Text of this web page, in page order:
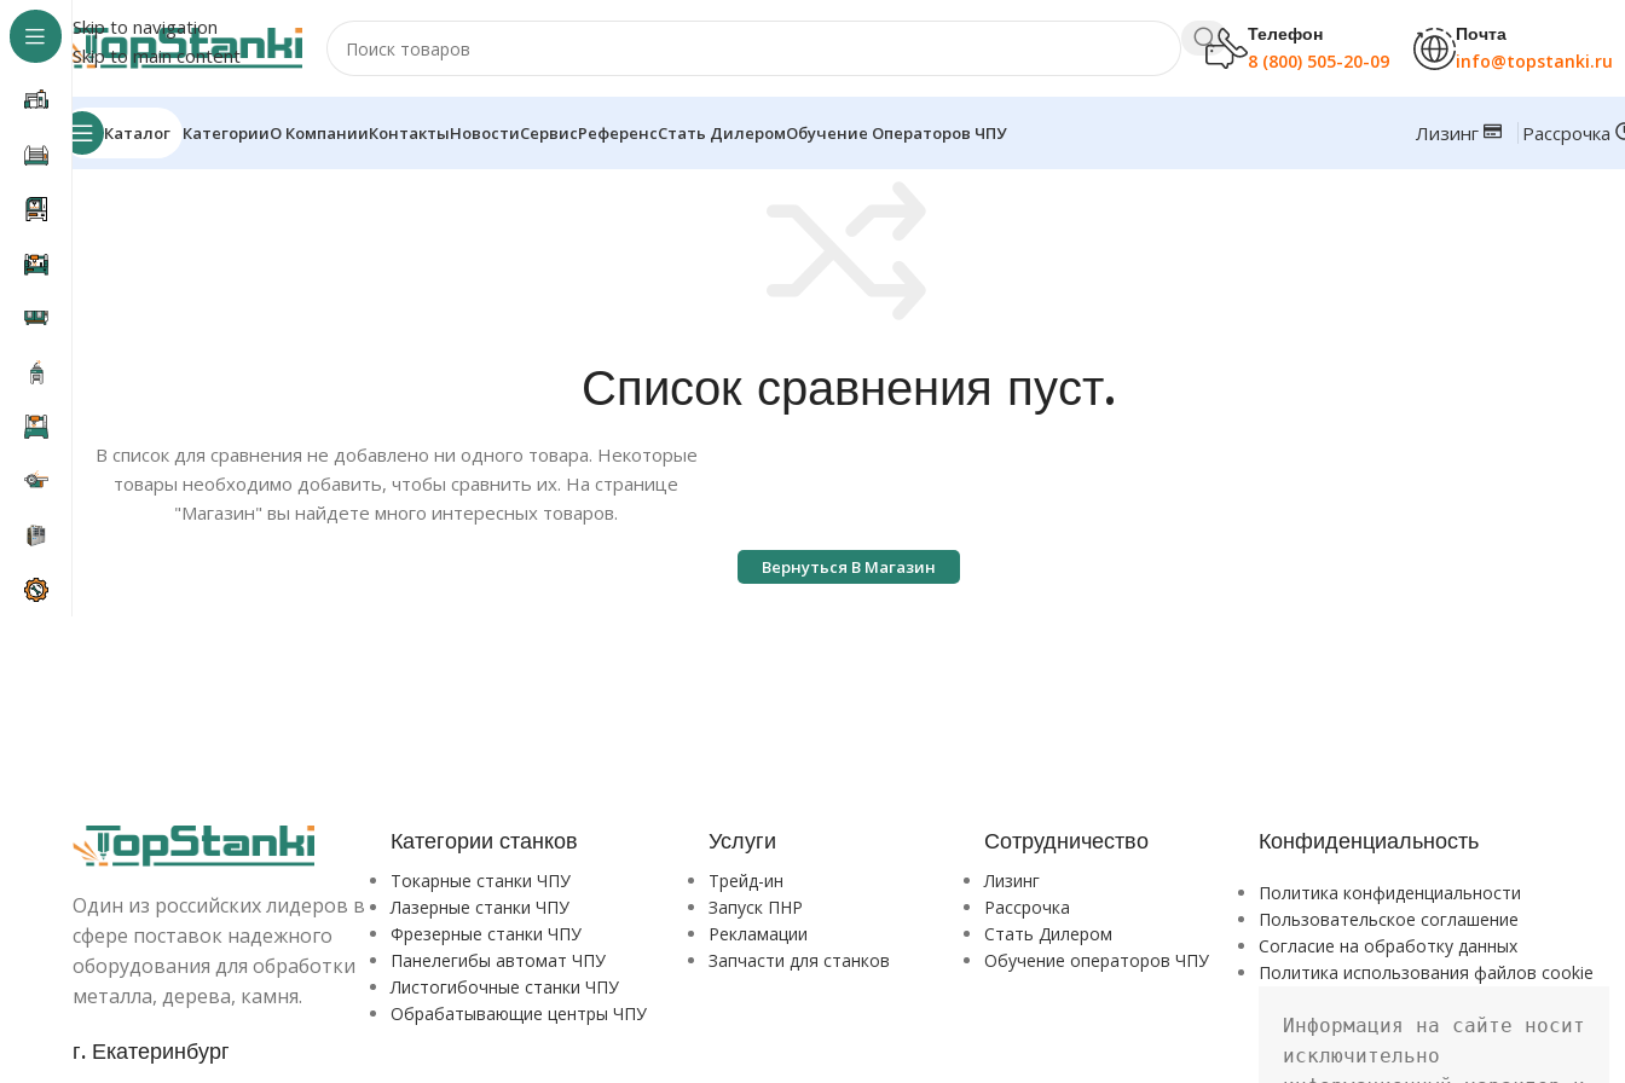
Skip to navigation
Skip to main content
Телефон
8 (800) 505-20-09
Почта
info@topstanki.ru
Каталог КатегорииО КомпанииКонтактыНовостиСервисРеференсСтать ДилеромОбучение Операторов ЧПУ Лизинг Рассрочка
Список сравнения пуст.
В список для сравнения не добавлено ни одного товара. Некоторые
товары необходимо добавить, чтобы сравнить их. На странице
"Магазин" вы найдете много интересных товаров.
Вернуться В Магазин
Один из российских лидеров в
сфере поставок надежного
оборудования для обработки
металла, дерева, камня.
г. Екатеринбург
Категории станков
Токарные станки ЧПУ
Лазерные станки ЧПУ
Фрезерные станки ЧПУ
Панелегибы автомат ЧПУ
Листогибочные станки ЧПУ
Обрабатывающие центры ЧПУ
Услуги
Трейд-ин
Запуск ПНР
Рекламации
Запчасти для станков
Сотрудничество
Лизинг
Рассрочка
Стать Дилером
Обучение операторов ЧПУ
Конфиденциальность
Политика конфиденциальности
Пользовательское соглашение
Согласие на обработку данных
Политика использования файлов cookie
Информация на сайте носит
исключительно